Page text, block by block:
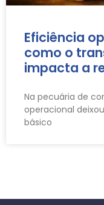
Eficiência
como o
impacta a
Na pecuária de
operacional
básico